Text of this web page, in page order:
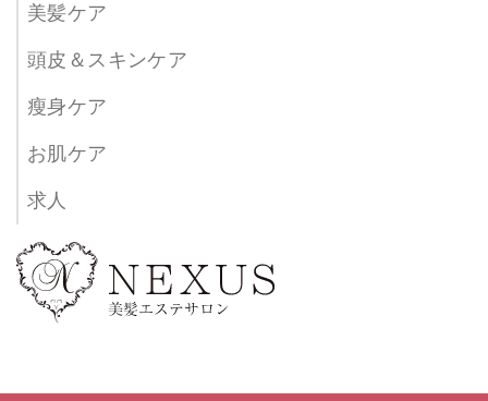
美髪ケア
頭皮＆スキンケア
瘦身ケア
お肌ケア
求人